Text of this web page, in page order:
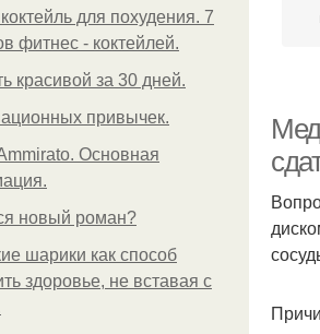
для похудения. 7
фитнес - коктейлей.
красивой за 30 дней.
привычек.
Основная
новый роман?
шарики как способ
здоровье, не вставая с